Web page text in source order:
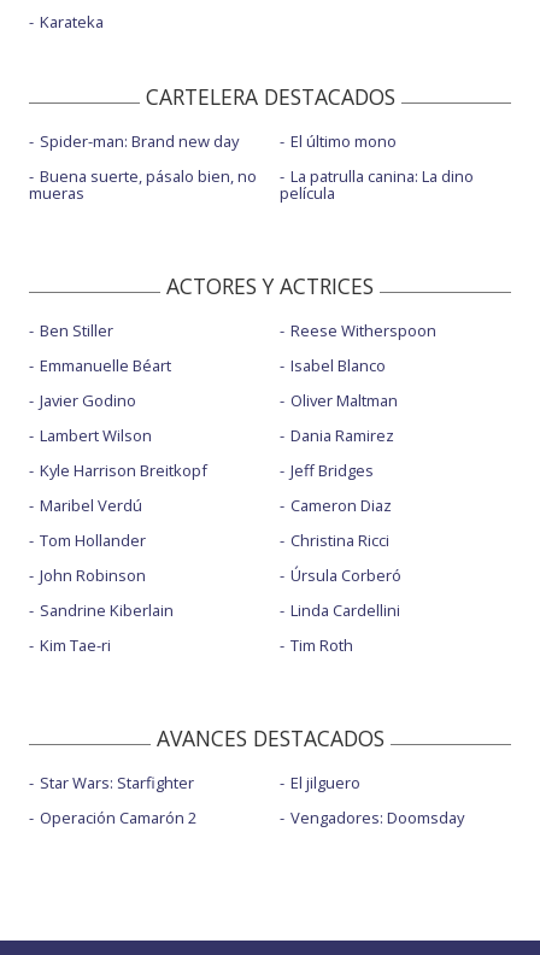
Karateka
CARTELERA DESTACADOS
Spider-man: Brand new day
Buena suerte, pásalo bien, no
mueras
El último mono
La patrulla canina: La dino
película
ACTORES Y ACTRICES
Ben Stiller
Emmanuelle Béart
Javier Godino
Lambert Wilson
Kyle Harrison Breitkopf
Maribel Verdú
Tom Hollander
John Robinson
Sandrine Kiberlain
Kim Tae-ri
Reese Witherspoon
Isabel Blanco
Oliver Maltman
Dania Ramirez
Jeff Bridges
Cameron Diaz
Christina Ricci
Úrsula Corberó
Linda Cardellini
Tim Roth
AVANCES DESTACADOS
Star Wars: Starfighter
Operación Camarón 2
El jilguero
Vengadores: Doomsday